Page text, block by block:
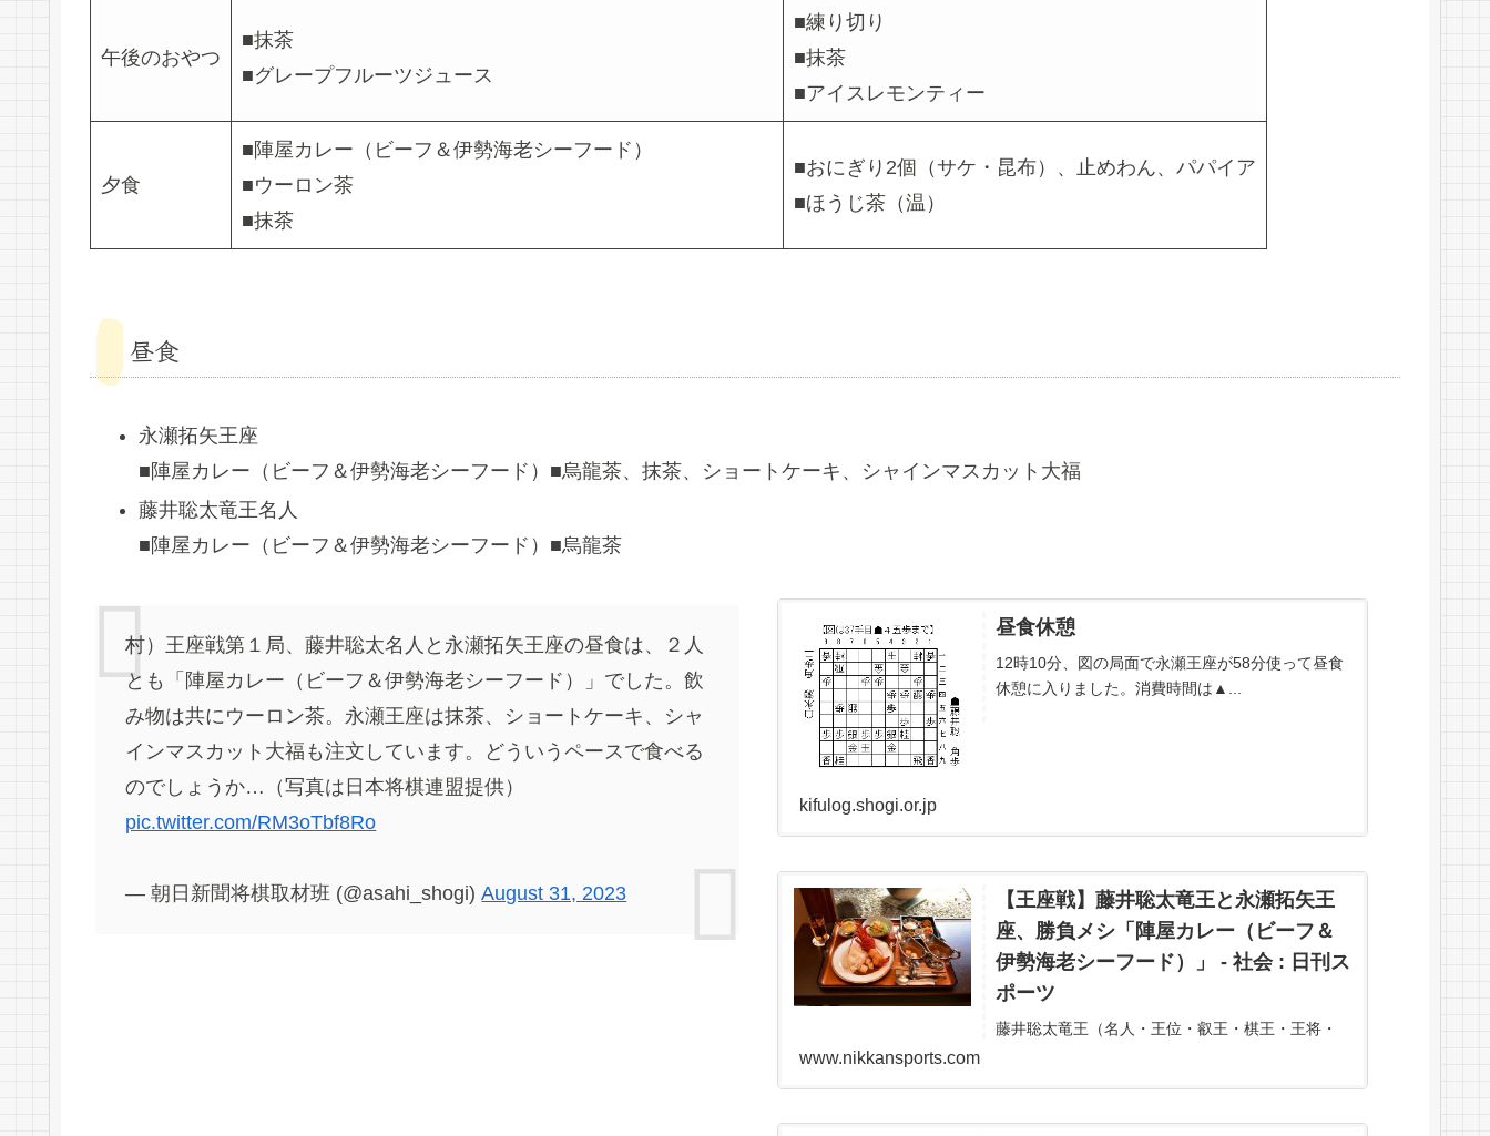
午後のおやつ
■抹茶
■グレープフルーツジュース
■練り切り
■抹茶
■アイスレモンティー
夕食
■陣屋カレー（ビーフ＆伊勢海老シーフード）
■ウーロン茶
■抹茶
■おにぎり2個（サケ・昆布）、止めわん、パパイア
■ほうじ茶（温）
昼食
永瀬拓矢王座
■陣屋カレー（ビーフ＆伊勢海老シーフード）■烏龍茶、抹茶、ショートケーキ、シャインマスカット大福
藤井聡太竜王名人
■陣屋カレー（ビーフ＆伊勢海老シーフード）■烏龍茶
村）王座戦第１局、藤井聡太名人と永瀬拓矢王座の昼食は、２人
とも「陣屋カレー（ビーフ＆伊勢海老シーフード）」でした。飲
み物は共にウーロン茶。永瀬王座は抹茶、ショートケーキ、シャ
インマスカット大福も注文しています。どういうペースで食べる
のでしょうか…（写真は日本将棋連盟提供）
pic.twitter.com/RM3oTbf8Ro
— 朝日新聞将棋取材班 (@asahi_shogi)August 31, 2023
昼食休憩
12時10分、図の局面で永瀬王座が58分使って昼食
休憩に入りました。消費時間は▲...
kifulog.shogi.or.jp
【王座戦】藤井聡太竜王と永瀬拓矢王
座、勝負メシ「陣屋カレー（ビーフ＆
伊勢海老シーフード）」 - 社会 : 日刊ス
ポーツ
藤井聡太竜王（名人・王位・叡王・棋王・王将・
www.nikkansports.com